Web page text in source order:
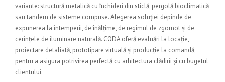
variante: structură metalică cu închideri din sticlă, pergolă bioclimatică
sau tandem de sisteme compuse. Alegerea soluției depinde de
expunerea la intemperii, de înălțime, de regimul de zgomot și de
cerințele de iluminare naturală. CODA oferă evaluări la locație,
proiectare detaliată, prototipare virtuală și producție la comandă,
pentru a asigura potrivirea perfectă cu arhitectura clădirii și cu bugetul
clientului.